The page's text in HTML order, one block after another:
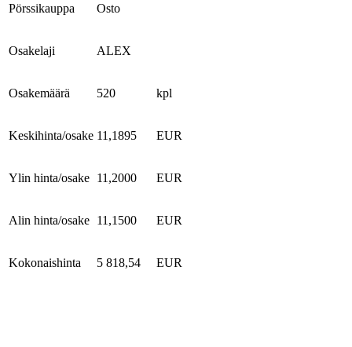
Pörssikauppa Osto
Osakelaji ALEX
Osakemäärä 520 kpl
Keskihinta/osake 11,1895 EUR
Ylin hinta/osake 11,2000 EUR
Alin hinta/osake 11,1500 EUR
Kokonaishinta 5 818,54 EUR